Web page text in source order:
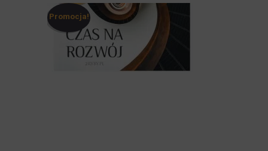
Promocja!